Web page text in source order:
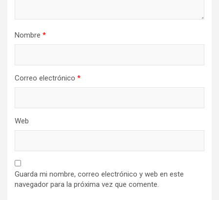
Nombre *
Correo electrónico *
Web
Guarda mi nombre, correo electrónico y web en este
navegador para la próxima vez que comente.